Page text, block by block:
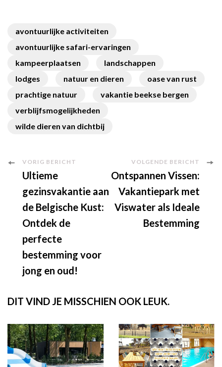
avontuurlijke activiteiten
avontuurlijke safari-ervaringen
kampeerplaatsen
landschappen
lodges
natuur en dieren
oase van rust
prachtige natuur
vakantie beekse bergen
verblijfsmogelijkheden
wilde dieren van dichtbij
Berichtnavigatie
VORIG BERICHT
Ultieme
gezinsvakantie aan
de Belgische Kust:
Ontdek de
perfecte
bestemming voor
jong en oud!
VOLGENDE BERICHT
Ontspannen Vissen:
Vakantiepark met
Viswater als Ideale
Bestemming
DIT VIND JE MISSCHIEN OOK LEUK.